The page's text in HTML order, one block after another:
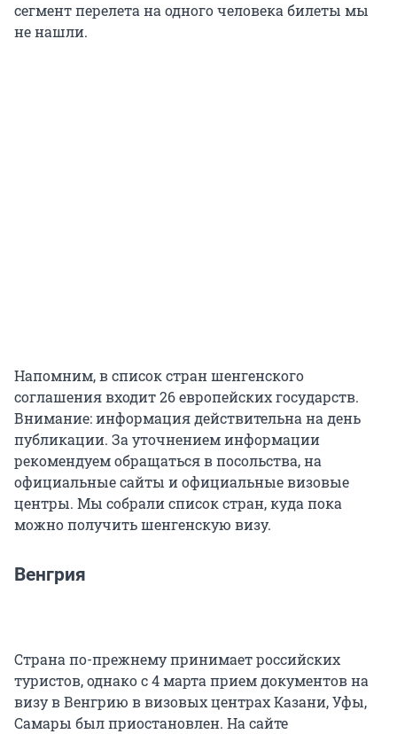
сегмент перелета на одного человека билеты мы
не нашли.
Напомним, в список стран шенгенского
соглашения входит 26 европейских государств.
Внимание: информация действительна на день
публикации. За уточнением информации
рекомендуем обращаться в посольства, на
официальные сайты и официальные визовые
центры. Мы собрали список стран, куда пока
можно получить шенгенскую визу.
Венгрия
Страна по-прежнему принимает российских
туристов, однако с 4 марта прием документов на
визу в Венгрию в визовых центрах Казани, Уфы,
Самары был приостановлен. На сайте